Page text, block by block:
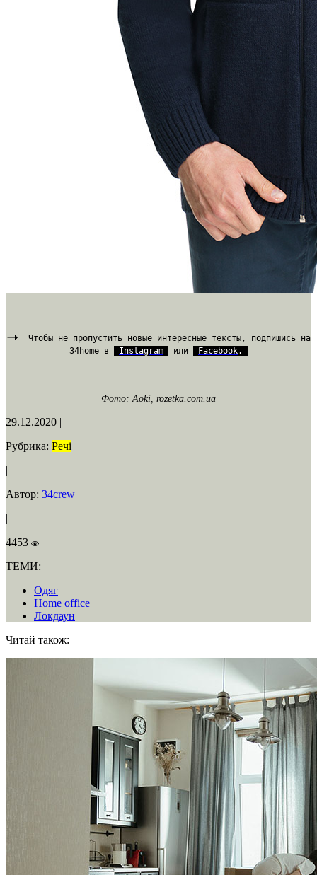
Чтобы не пропустить новые интересные тексты, подпишись на
34home в
Instagram или Facebook.
Фото: Aoki, rozetka.com.ua
29.12.2020 |
Рубрика: Речі
|
Автор: 34crew
|
4453
ТЕМИ:
Одяг
Home office
Локдаун
Читай також: